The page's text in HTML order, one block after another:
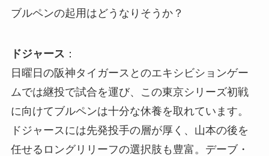
ブルペンの起用はどうなりそうか？
ドジャース ：
日曜日の阪神タイガースとのエキシビションゲー
ムでは継投で試合を運び、この東京シリーズ初戦
に向けてブルペンは十分な休養を取れています。
ドジャースには先発投手の層が厚く、山本の後を
任せるロングリリーフの選択肢も豊富。デーブ・